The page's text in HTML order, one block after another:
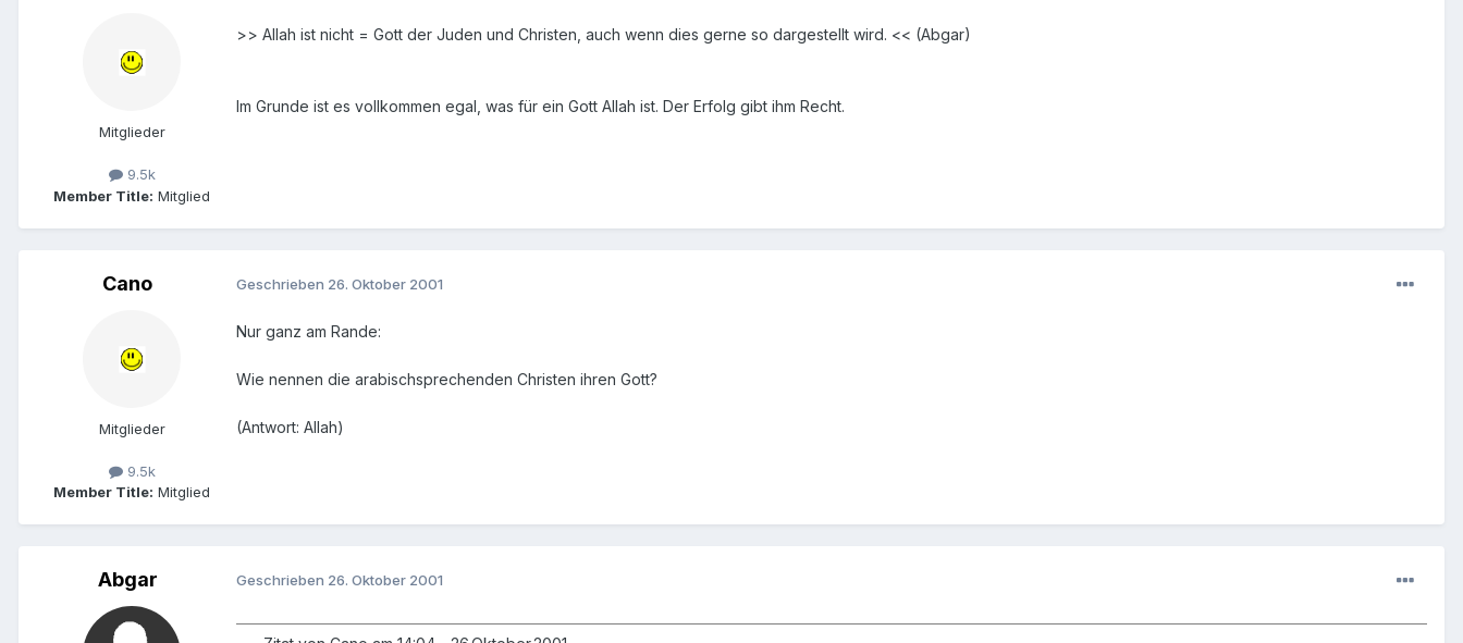
Mitglieder
9.5k
Member Title: Mitglied
>> Allah ist nicht = Gott der Juden und Christen, auch wenn dies gerne so dargestellt wird. << (Abgar)
Im Grunde ist es vollkommen egal, was für ein Gott Allah ist. Der Erfolg gibt ihm Recht.
Cano
Mitglieder
9.5k
Member Title: Mitglied
Geschrieben 26. Oktober 2001
Nur ganz am Rande:
Wie nennen die arabischsprechenden Christen ihren Gott?
(Antwort: Allah)
Abgar Geschrieben 26. Oktober 2001